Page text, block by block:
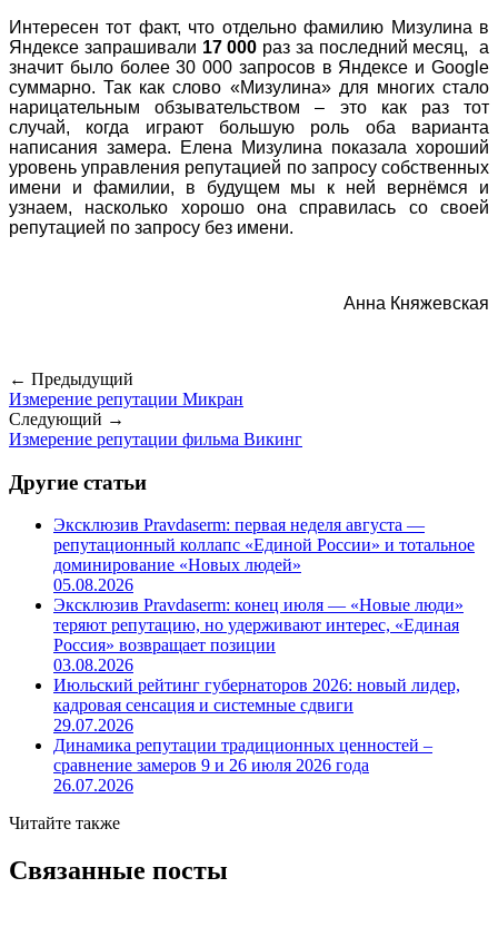
Интересен тот факт, что отдельно фамилию Мизулина в
Яндексе запрашивали 17 000 раз за последний месяц, а
значит было более 30 000 запросов в Яндексе и Google
суммарно. Так как слово «Мизулина» для многих стало
нарицательным обзывательством – это как раз тот
случай, когда играют большую роль оба варианта
написания замера. Елена Мизулина показала хороший
уровень управления репутацией по запросу собственных
имени и фамилии, в будущем мы к ней вернёмся и
узнаем, насколько хорошо она справилась со своей
репутацией по запросу без имени.
Анна Княжевская
← Предыдущий
Измерение репутации Микран
Следующий →
Измерение репутации фильма Викинг
Другие статьи
Эксклюзив Pravdaserm: первая неделя августа —
репутационный коллапс «Единой России» и тотальное
доминирование «Новых людей»
05.08.2026
Эксклюзив Pravdaserm: конец июля — «Новые люди»
теряют репутацию, но удерживают интерес, «Единая
Россия» возвращает позиции
03.08.2026
Июльский рейтинг губернаторов 2026: новый лидер,
кадровая сенсация и системные сдвиги
29.07.2026
Динамика репутации традиционных ценностей –
сравнение замеров 9 и 26 июля 2026 года
26.07.2026
Читайте также
Связанные посты